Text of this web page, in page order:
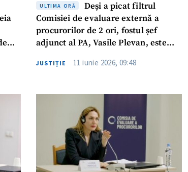
ULTIMA ORĂ
Deși a picat filtrul
Comisiei de evaluare externă a
procurorilor de 2 ori, fostul șef
adjunct al PA, Vasile Plevan, este
JUSTIȚIE 11 iunie 2026, 09:48